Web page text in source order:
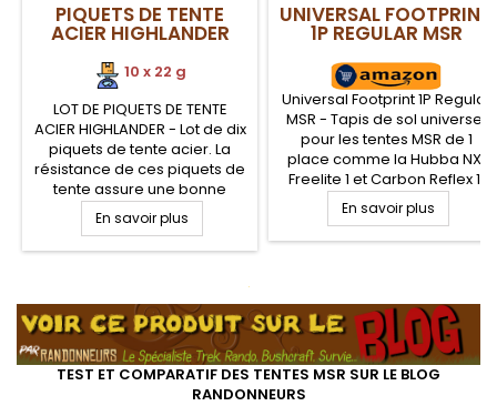
PIQUETS DE TENTE
ACIER HIGHLANDER
10 x 22 g
LOT DE PIQUETS DE TENTE
ACIER HIGHLANDER - Lot de dix
piquets de tente acier. La
résistance de ces piquets de
tente assure une bonne
pénétration dans le sol,
même rocailleux, ainsi qu'une
robustesse optimisée à la
bushcraft
En savoir plus
UNIVERSAL FOOTPRINT
1P REGULAR MSR
Universal Footprint 1P Regular
MSR - Tapis de sol universel
pour les tentes MSR de 1
place comme la Hubba NX,
Freelite 1 et Carbon Reflex 1.
Protégez le sol de votre tente
avec ce tapis de sol adapté.
En savoir plus
.
TEST ET COMPARATIF DES TENTES MSR SUR LE BLOG
RANDONNEURS